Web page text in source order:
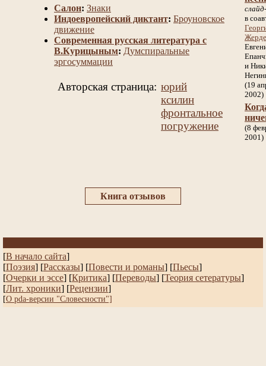
Салон: Знаки
Индоевропейский диктант: Броуновское
движение
Современная русская литература с
В.Курицыным: Думспиральные
эргосуммации
Авторская страница: юрий
ксилин
фронтальное
погружение
в
и
(19
2002)
(8
2001)
Книга отзывов
[В начало сайта]
[Поэзия] [Рассказы] [Повести и романы] [Пьесы]
[Очерки и эссе] [Критика] [Переводы] [Теория сетературы]
[Лит. хроники] [Рецензии]
[О pda-версии "Словесности"]